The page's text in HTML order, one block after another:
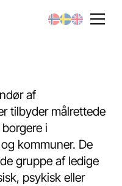
af
tilbyder målrettede
i
kommuner. De
gruppe af ledige
psykisk eller